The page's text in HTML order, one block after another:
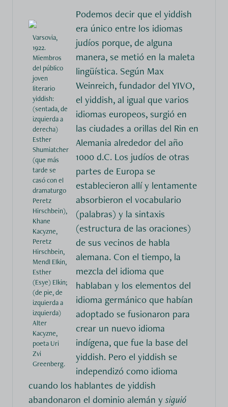
Varsovia,
1922.
Miembros
del público
joven
literario
yiddish:
(sentada, de
izquierda a
derecha)
Esther
Shumiatcher
(que más
tarde se
casó con el
dramaturgo
Peretz
Hirschbein),
Khane
Kacyzne,
Peretz
Hirschbein,
Mendl Elkin,
Esther
(Esye) Elkin;
(de pie, de
izquierda a
izquierda)
Alter
Kacyzne,
poeta Uri
Zvi
Greenberg.
Podemos decir que el yiddish
era único entre los idiomas
judíos porque, de alguna
manera, se metió en la maleta
lingüística. Según Max
Weinreich, fundador del YIVO,
el yiddish, al igual que varios
idiomas europeos, surgió en
las ciudades a orillas del Rin en
Alemania alrededor del año
1000 d.C. Los judíos de otras
partes de Europa se
establecieron allí y lentamente
absorbieron el vocabulario
(palabras) y la sintaxis
(estructura de las oraciones)
de sus vecinos de habla
alemana. Con el tiempo, la
mezcla del idioma que
hablaban y los elementos del
idioma germánico que habían
adoptado se fusionaron para
crear un nuevo idioma
indígena, que fue la base del
yiddish. Pero el yiddish se
independizó como idioma
cuando los hablantes de yiddish
abandonaron el dominio alemán ysiguió